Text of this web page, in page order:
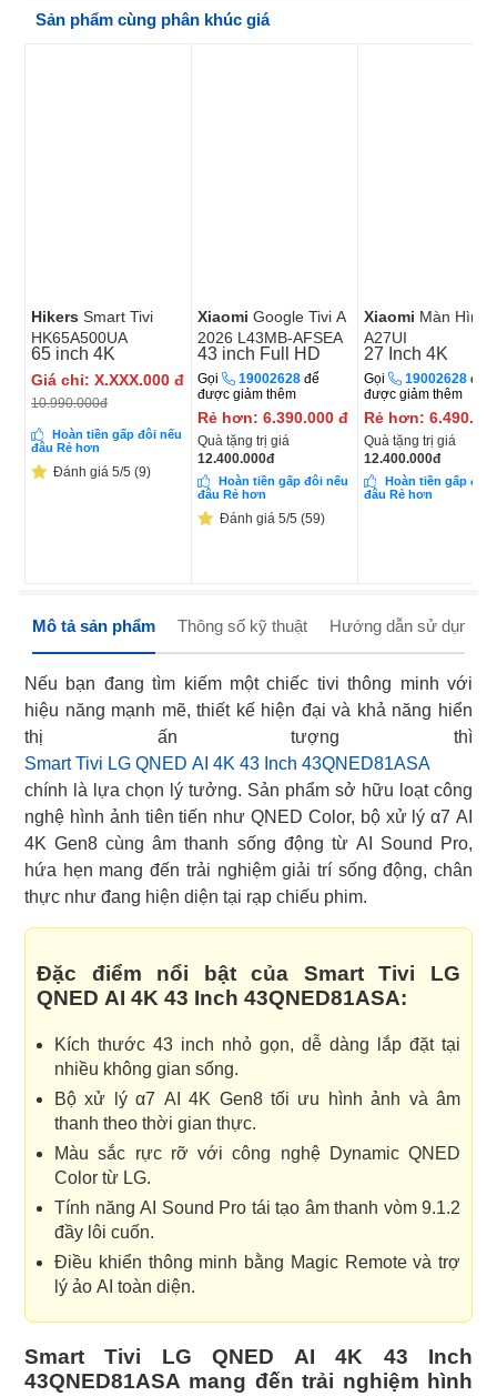
Sản phẩm cùng phân khúc giá
Hikers Smart Tivi
HK65A500UA
65 inch 4K
Giá chỉ: X.XXX.000 đ
10.990.000đ
Hoàn tiền gấp đôi nếu
đâu Rẻ hơn
Đánh giá 5/5 (9)
Xiaomi Google Tivi A
2026 L43MB-AFSEA
43 inch Full HD
Gọi 19002628 để
được giảm thêm
Rẻ hơn: 6.390.000 đ
Quà tặng trị giá
12.400.000đ
Hoàn tiền gấp đôi nếu
đâu Rẻ hơn
Đánh giá 5/5 (59)
Xiaomi Màn Hình
A27UI
27 Inch 4K
Gọi 19002628 để
được giảm thêm
Rẻ hơn:
Quà tặng trị giá
12.400.000đ
Hoàn tiền gấp đôi
đâu Rẻ hơn
Mô tả sản phẩm Thông số kỹ thuật Hướng dẫn sử dụng
Nếu bạn đang tìm kiếm một chiếc tivi thông minh với
hiệu năng mạnh mẽ, thiết kế hiện đại và khả năng hiển
Smart Tivi LG QNED AI 4K 43 Inch 43QNED81ASA
chính là lựa chọn lý tưởng. Sản phẩm sở hữu loạt công
nghệ hình ảnh tiên tiến như QNED Color, bộ xử lý α7 AI
4K Gen8 cùng âm thanh sống động từ AI Sound Pro,
hứa hẹn mang đến trải nghiệm giải trí sống động, chân
thực như đang hiện diện tại rạp chiếu phim.
Đặc điểm nổi bật của Smart Tivi LG
QNED AI 4K 43 Inch 43QNED81ASA:
Kích thước 43 inch nhỏ gọn, dễ dàng lắp đặt tại
nhiều không gian sống.
Bộ xử lý α7 AI 4K Gen8 tối ưu hình ảnh và âm
thanh theo thời gian thực.
Màu sắc rực rỡ với công nghệ Dynamic QNED
Color từ LG.
Tính năng AI Sound Pro tái tạo âm thanh vòm 9.1.2
đầy lôi cuốn.
Điều khiển thông minh bằng Magic Remote và trợ
lý ảo AI toàn diện.
Smart Tivi LG QNED AI 4K 43 Inch
43QNED81ASA mang đến trải nghiệm hình